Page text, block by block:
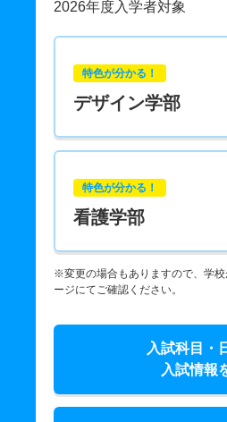
2026年度入学者対象
特色が分かる！
デザイン学部
特色が分かる！
看護学部
※変更の場合もありますので、学
ージにてご確認ください。
入試科目・
入試情報